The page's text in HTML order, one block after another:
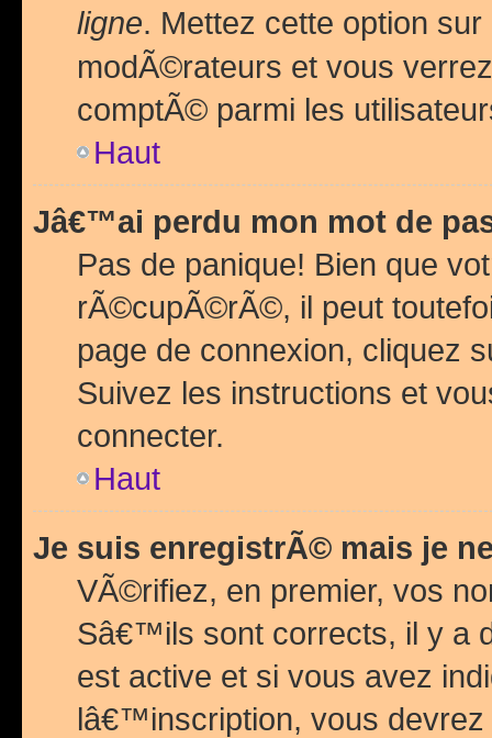
ligne. Mettez cette option sur
modÃ©rateurs et vous
comptÃ© parmi les
Haut
Jâ€™ai perdu mon mot de
Pas de panique! Bien que
rÃ©cupÃ©rÃ©, il peut
page de connexion, cliquez
Suivez les instructions et
connecter.
Haut
Je suis enregistrÃ© mais je
VÃ©rifiez, en premier, vos
Sâ€™ils sont corrects, il y a
est active et si vous avez
lâ€™inscription, vous